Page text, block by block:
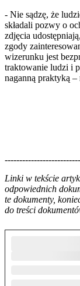
- Nie sądzę, że
składali pozwy o
zdjęcia
zgody
wizerunku jest
traktowanie ludzi i
naganną praktyką
Linki w tekście
odpowiednich
te dokumenty,
do treści